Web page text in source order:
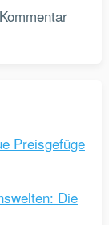
Preisgefüge
Die